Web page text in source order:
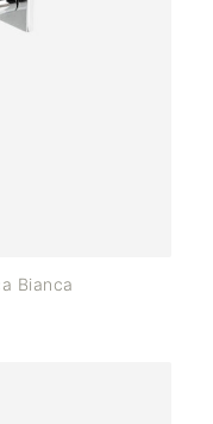
Bianca